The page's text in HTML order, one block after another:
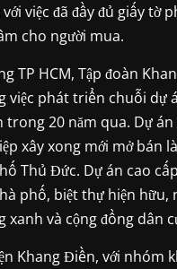
việc đã đầy đủ giấy tờ
cho người mua.
TP HCM, Tập đoàn
việc phát triển chuỗi dự
trong 20 năm qua. Dự án
xây xong mới mở bán
Thủ Đức. Dự án cao
phố, biệt thự hiện hữu,
xanh và cộng đồng dân
Khang Điền, với nhóm